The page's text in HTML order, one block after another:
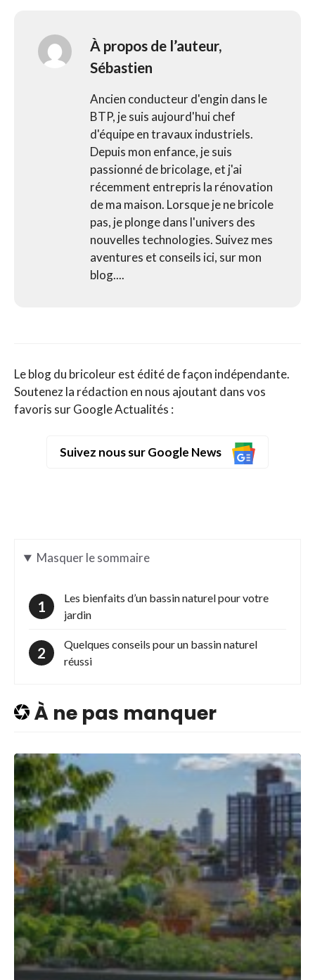
À propos de l’auteur,
Sébastien
Ancien conducteur d'engin dans le
BTP, je suis aujourd'hui chef
d'équipe en travaux industriels.
Depuis mon enfance, je suis
passionné de bricolage, et j'ai
récemment entrepris la rénovation
de ma maison. Lorsque je ne bricole
pas, je plonge dans l'univers des
nouvelles technologies. Suivez mes
aventures et conseils ici, sur mon
blog....
Le blog du bricoleur est édité de façon indépendante.
Soutenez la rédaction en nous ajoutant dans vos
favoris sur Google Actualités :
Suivez nous sur Google News
Masquerle sommaire
Les bienfaits d’un bassin naturel pour votre
jardin
Quelques conseils pour un bassin naturel
réussi
À ne pas manquer